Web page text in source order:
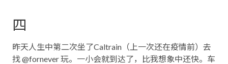
四
昨天人生中第二次坐了Caltrain（上一次还在疫情前）去
找 @fornever 玩。一小会就到达了，比我想象中还快。车